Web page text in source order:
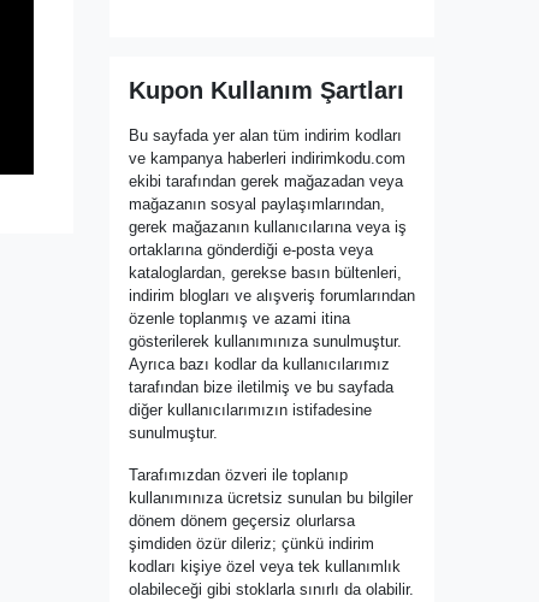
Kupon Kullanım Şartları
Bu sayfada yer alan tüm indirim kodları
ve kampanya haberleri indirimkodu.com
ekibi tarafından gerek mağazadan veya
mağazanın sosyal paylaşımlarından,
gerek mağazanın kullanıcılarına veya iş
ortaklarına gönderdiği e-posta veya
kataloglardan, gerekse basın bültenleri,
indirim blogları ve alışveriş forumlarından
özenle toplanmış ve azami itina
gösterilerek kullanımınıza sunulmuştur.
Ayrıca bazı kodlar da kullanıcılarımız
tarafından bize iletilmiş ve bu sayfada
diğer kullanıcılarımızın istifadesine
sunulmuştur.
Tarafımızdan özveri ile toplanıp
kullanımınıza ücretsiz sunulan bu bilgiler
dönem dönem geçersiz olurlarsa
şimdiden özür dileriz; çünkü indirim
kodları kişiye özel veya tek kullanımlık
olabileceği gibi stoklarla sınırlı da olabilir.